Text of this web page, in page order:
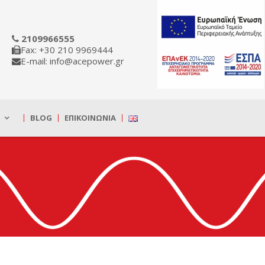
2109966555
Fax: +30 210 9969444
E-mail: info@acepower.gr
BLOG ΕΠΙΚΟΙΝΩΝΊΑ